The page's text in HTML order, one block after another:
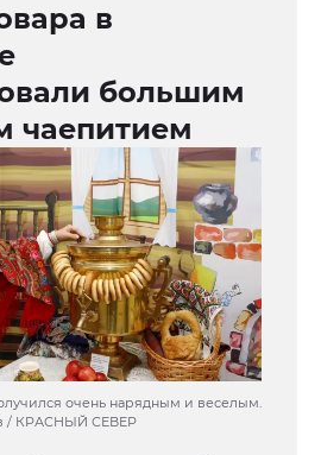
в
большим
чаепитием
очень нарядным и веселым.
/ КРАСНЫЙ СЕВЕР